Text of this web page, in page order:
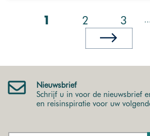
1 2 3 ...
Nieuwsbrief
Schrijf u in voor de nieuwsbrief
en reisinspiratie voor uw